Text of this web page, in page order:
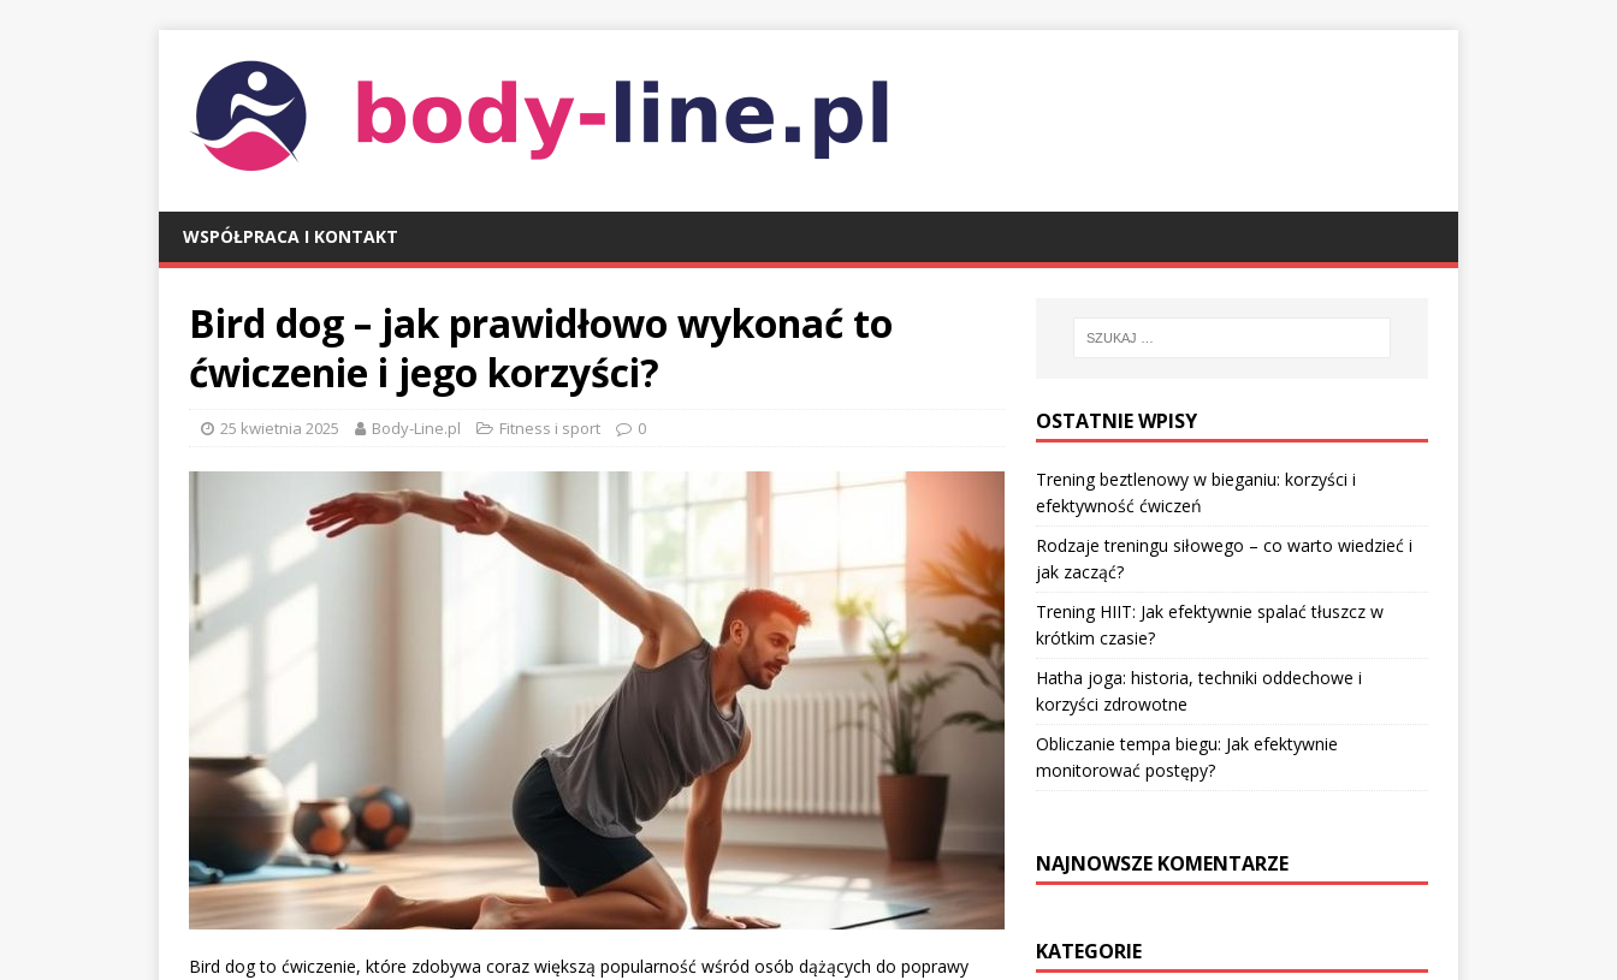
WSPÓŁPRACA I KONTAKT
Bird dog – jak prawidłowo wykonać to
ćwiczenie i jego korzyści?
25 kwietnia 2025 Body-Line.pl Fitness i sport 0
Bird dog to ćwiczenie, które zdobywa coraz większą popularność wśród osób dążących do poprawy
OSTATNIE WPISY
Trening beztlenowy w bieganiu: korzyści i
efektywność ćwiczeń
Rodzaje treningu siłowego – co warto wiedzieć i
jak zacząć?
Trening HIIT: Jak efektywnie spalać tłuszcz w
krótkim czasie?
Hatha joga: historia, techniki oddechowe i
korzyści zdrowotne
Obliczanie tempa biegu: Jak efektywnie
monitorować postępy?
NAJNOWSZE KOMENTARZE
KATEGORIE